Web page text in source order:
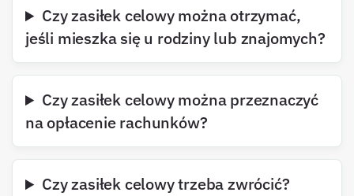
Czy zasiłek celowy można otrzymać,
jeśli mieszka się u rodziny lub znajomych?
Czy zasiłek celowy można przeznaczyć
na opłacenie rachunków?
Czy zasiłek celowy trzeba zwrócić?